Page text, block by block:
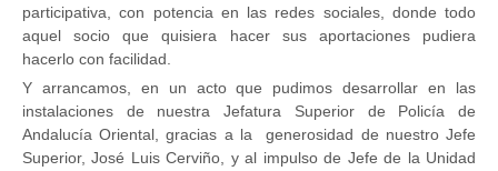
participativa, con potencia en las redes sociales, donde todo
aquel socio que quisiera hacer sus aportaciones pudiera
hacerlo con facilidad.
Y arrancamos, en un acto que pudimos desarrollar en las
instalaciones de nuestra Jefatura Superior de Policía de
Andalucía Oriental, gracias a la generosidad de nuestro Jefe
Superior, José Luis Cerviño, y al impulso de Jefe de la Unidad